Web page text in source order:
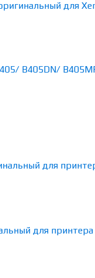
для
для принтера